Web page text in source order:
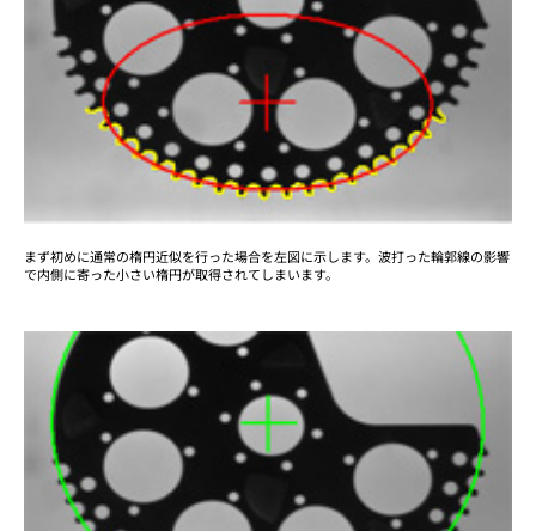
まず初めに通常の楕円近似を行った場合を左図に示します。波打った輪郭線の影響
で内側に寄った小さい楕円が取得されてしまいます。